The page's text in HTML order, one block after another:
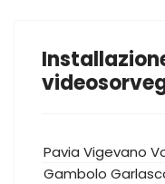
Pavia Vigevano
Gambolo